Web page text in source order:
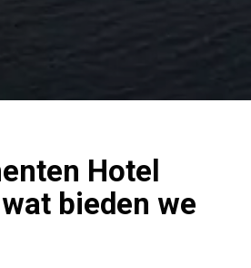
Hotel
bieden we